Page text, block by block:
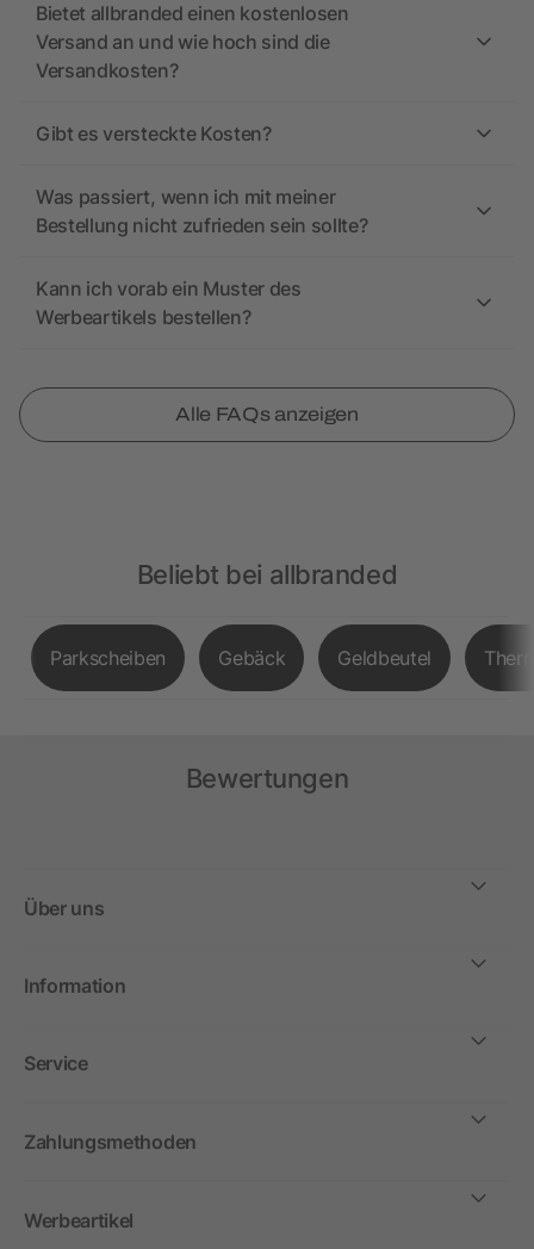
Bietet allbranded einen kostenlosen
Versand an und wie hoch sind die
Versandkosten?
Gibt es versteckte Kosten?
Was passiert, wenn ich mit meiner
Bestellung nicht zufrieden sein sollte?
Kann ich vorab ein Muster des
Werbeartikels bestellen?
Alle FAQs anzeigen
Beliebt bei allbranded
Parkscheiben Gebäck Geldbeutel
Bewertungen
Über uns
Information
Service
Zahlungsmethoden
Werbeartikel